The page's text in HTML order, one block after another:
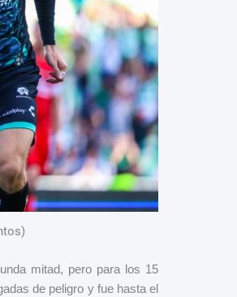
mitad, pero para los 15
de peligro y fue hasta el